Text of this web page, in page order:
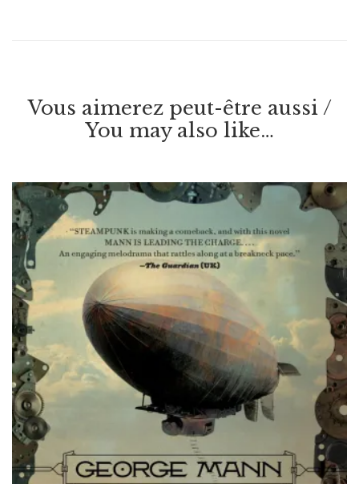
Vous aimerez peut-être aussi /
You may also like…